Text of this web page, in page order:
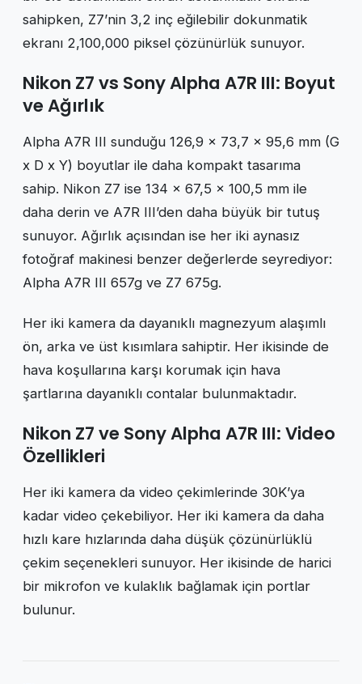
sahipken, Z7’nin 3,2 inç eğilebilir dokunmatik
ekranı 2,100,000 piksel çözünürlük sunuyor.
Nikon Z7 vs Sony Alpha A7R III: Boyut
ve Ağırlık
Alpha A7R III sunduğu 126,9 x 73,7 x 95,6 mm (G
x D x Y) boyutlar ile daha kompakt tasarıma
sahip. Nikon Z7 ise 134 x 67,5 x 100,5 mm ile
daha derin ve A7R III’den daha büyük bir tutuş
sunuyor. Ağırlık açısından ise her iki aynasız
fotoğraf makinesi benzer değerlerde seyrediyor:
Alpha A7R III 657g ve Z7 675g.
Her iki kamera da dayanıklı magnezyum alaşımlı
ön, arka ve üst kısımlara sahiptir. Her ikisinde de
hava koşullarına karşı korumak için hava
şartlarına dayanıklı contalar bulunmaktadır.
Nikon Z7 ve Sony Alpha A7R III: Video
Özellikleri
Her iki kamera da video çekimlerinde 30K’ya
kadar video çekebiliyor. Her iki kamera da daha
hızlı kare hızlarında daha düşük çözünürlüklü
çekim seçenekleri sunuyor. Her ikisinde de harici
bir mikrofon ve kulaklık bağlamak için portlar
bulunur.